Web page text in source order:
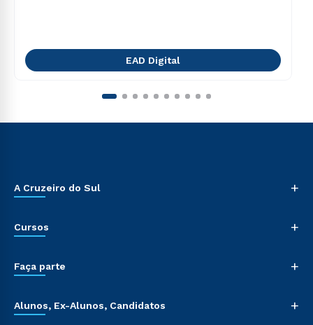
EAD Digital
A Cruzeiro do Sul +
Cursos +
Faça parte +
Alunos, Ex-Alunos, Candidatos +